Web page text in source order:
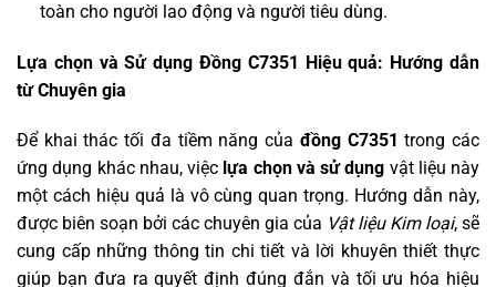
toàn cho người lao động và người tiêu dùng.
Lựa chọn và Sử dụng Đồng C7351 Hiệu quả: Hướng dẫn
từ Chuyên gia
Để khai thác tối đa tiềm năng của đồng C7351 trong các
ứng dụng khác nhau, việc lựa chọn và sử dụng vật liệu này
một cách hiệu quả là vô cùng quan trọng. Hướng dẫn này,
được biên soạn bởi các chuyên gia của Vật liệu Kim loại, sẽ
cung cấp những thông tin chi tiết và lời khuyên thiết thực
giúp bạn đưa ra quyết định đúng đắn và tối ưu hóa hiệu